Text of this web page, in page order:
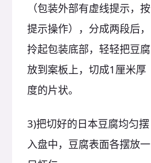
（包装外部有虚线提示，按
提示操作），分成两段后，
拎起包装底部，轻轻把豆腐
放到案板上，切成1厘米厚
度的片状。
3)把切好的日本豆腐均匀摆
入盘中，豆腐表面各摆放一